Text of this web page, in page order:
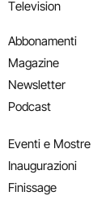
Television
Abbonamenti
Magazine
Newsletter
Podcast
Eventi e Mostre
Inaugurazioni
Finissage